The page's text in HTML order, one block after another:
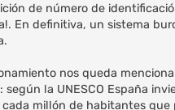
de número de
En definitiva, un sistema
nos queda
la UNESCO España
millón de habitantes que